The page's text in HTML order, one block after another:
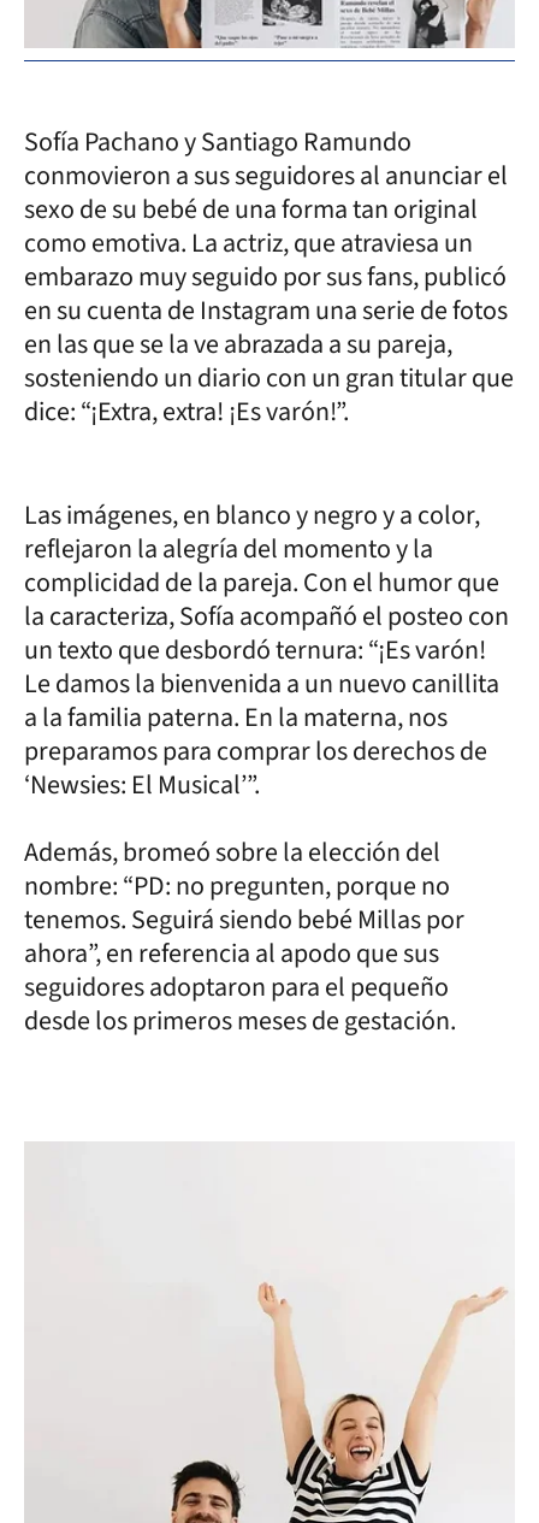
Sofía Pachano y Santiago Ramundo
conmovieron a sus seguidores al anunciar el
sexo de su bebé de una forma tan original
como emotiva. La actriz, que atraviesa un
embarazo muy seguido por sus fans, publicó
en su cuenta de Instagram una serie de fotos
en las que se la ve abrazada a su pareja,
sosteniendo un diario con un gran titular que
dice: “¡Extra, extra! ¡Es varón!”.
Las imágenes, en blanco y negro y a color,
reflejaron la alegría del momento y la
complicidad de la pareja. Con el humor que
la caracteriza, Sofía acompañó el posteo con
un texto que desbordó ternura: “¡Es varón!
Le damos la bienvenida a un nuevo canillita
a la familia paterna. En la materna, nos
preparamos para comprar los derechos de
‘Newsies: El Musical’”.
Además, bromeó sobre la elección del
nombre: “PD: no pregunten, porque no
tenemos. Seguirá siendo bebé Millas por
ahora”, en referencia al apodo que sus
seguidores adoptaron para el pequeño
desde los primeros meses de gestación.